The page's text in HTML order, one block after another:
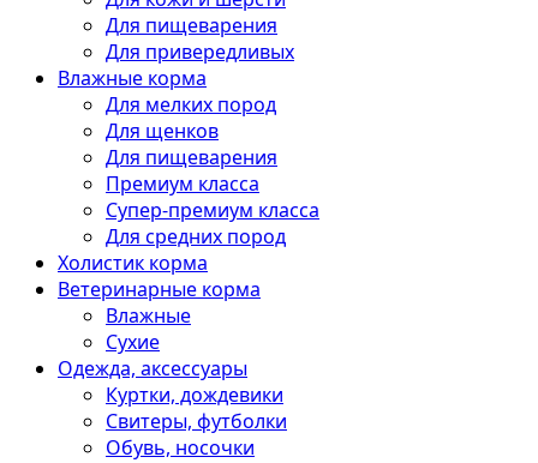
Для пищеварения
Для привередливых
Влажные корма
Для мелких пород
Для щенков
Для пищеварения
Премиум класса
Супер-премиум класса
Для средних пород
Холистик корма
Ветеринарные корма
Влажные
Сухие
Одежда, аксессуары
Куртки, дождевики
Свитеры, футболки
Обувь, носочки